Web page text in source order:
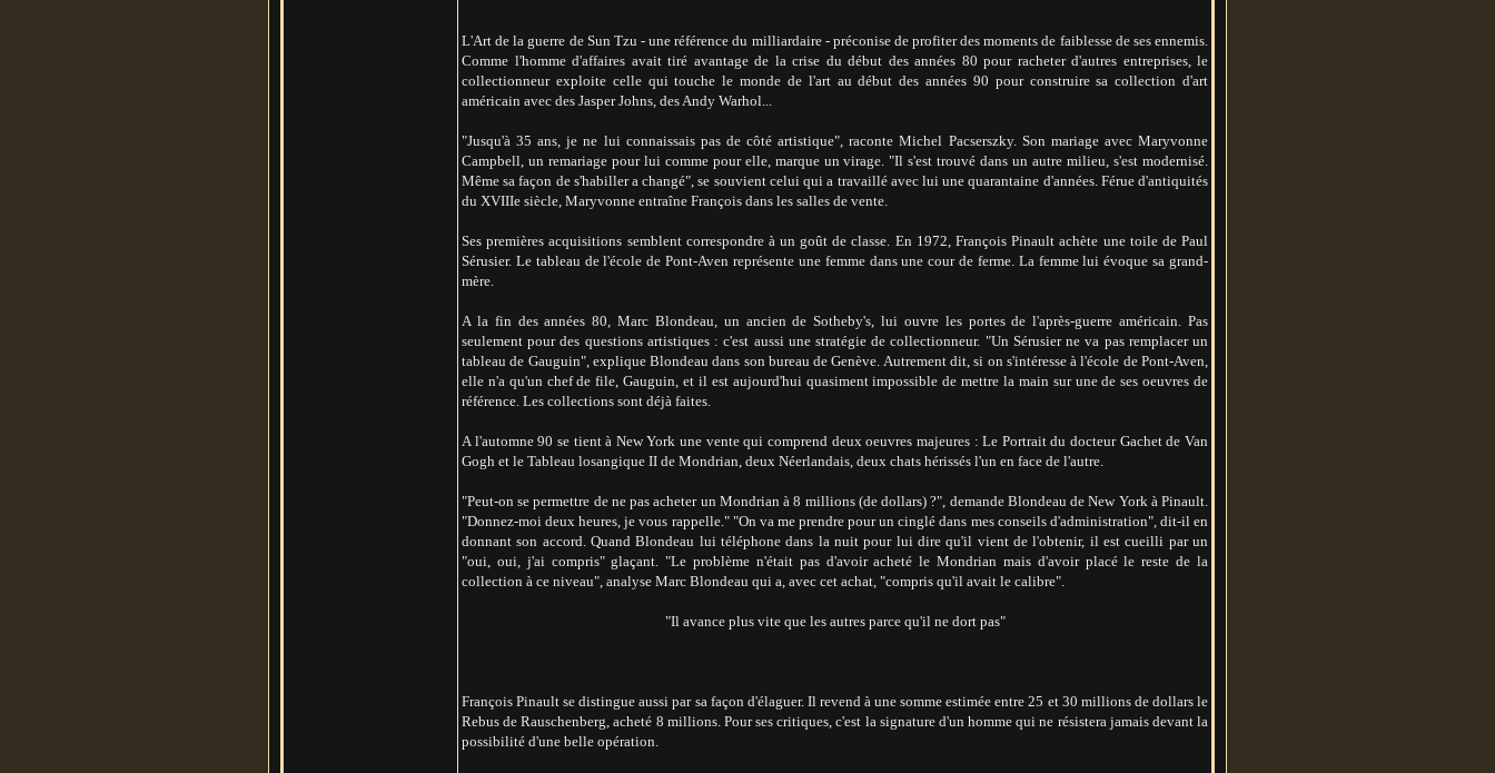
L'Art de la guerre de Sun Tzu - une référence du milliardaire - préconise de profiter des moments de faiblesse de ses ennemis.
Comme l'homme d'affaires avait tiré avantage de la crise du début des années 80 pour racheter d'autres entreprises, le
collectionneur exploite celle qui touche le monde de l'art au début des années 90 pour construire sa collection d'art
américain avec des Jasper Johns, des Andy Warhol...
"Jusqu'à 35 ans, je ne lui connaissais pas de côté artistique", raconte Michel Pacserszky. Son mariage avec Maryvonne
Campbell, un remariage pour lui comme pour elle, marque un virage. "Il s'est trouvé dans un autre milieu, s'est modernisé.
Même sa façon de s'habiller a changé", se souvient celui qui a travaillé avec lui une quarantaine d'années. Férue d'antiquités
du XVIIIe siècle, Maryvonne entraîne François dans les salles de vente.
Ses premières acquisitions semblent correspondre à un goût de classe. En 1972, François Pinault achète une toile de Paul
Sérusier. Le tableau de l'école de Pont-Aven représente une femme dans une cour de ferme. La femme lui évoque sa grand-
mère.
A la fin des années 80, Marc Blondeau, un ancien de Sotheby's, lui ouvre les portes de l'après-guerre américain. Pas
seulement pour des questions artistiques : c'est aussi une stratégie de collectionneur. "Un Sérusier ne va pas remplacer un
tableau de Gauguin", explique Blondeau dans son bureau de Genève. Autrement dit, si on s'intéresse à l'école de Pont-Aven,
elle n'a qu'un chef de file, Gauguin, et il est aujourd'hui quasiment impossible de mettre la main sur une de ses oeuvres de
référence. Les collections sont déjà faites.
A l'automne 90 se tient à New York une vente qui comprend deux oeuvres majeures : Le Portrait du docteur Gachet de Van
Gogh et le Tableau losangique II de Mondrian, deux Néerlandais, deux chats hérissés l'un en face de l'autre.
"Peut-on se permettre de ne pas acheter un Mondrian à 8 millions (de dollars) ?", demande Blondeau de New York à Pinault.
"Donnez-moi deux heures, je vous rappelle." "On va me prendre pour un cinglé dans mes conseils d'administration", dit-il en
donnant son accord. Quand Blondeau lui téléphone dans la nuit pour lui dire qu'il vient de l'obtenir, il est cueilli par un
"oui, oui, j'ai compris" glaçant. "Le problème n'était pas d'avoir acheté le Mondrian mais d'avoir placé le reste de la
collection à ce niveau", analyse Marc Blondeau qui a, avec cet achat, "compris qu'il avait le calibre".
"Il avance plus vite que les autres parce qu'il ne dort pas"
François Pinault se distingue aussi par sa façon d'élaguer. Il revend à une somme estimée entre 25 et 30 millions de dollars le
Rebus de Rauschenberg, acheté 8 millions. Pour ses critiques, c'est la signature d'un homme qui ne résistera jamais devant la
possibilité d'une belle opération.